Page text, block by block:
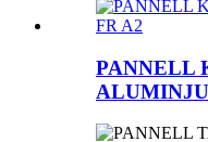
PANNELL